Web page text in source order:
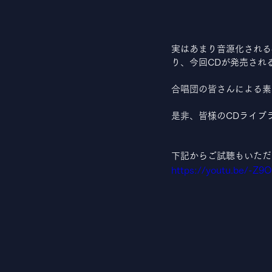
実はあまり音源化され
り、今回CDが発売され
合唱団の皆さんによる
是非、皆様のCDライブ
下記からご試聴もいた
https://youtu.be/-